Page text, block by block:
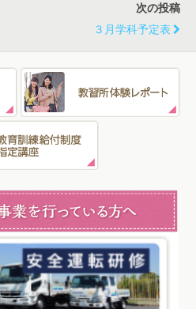
次の投稿
３月学科予定表